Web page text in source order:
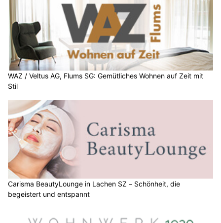
WAZ / Veltus AG, Flums SG: Gemütliches Wohnen auf Zeit mit
Stil
Carisma BeautyLounge in Lachen SZ – Schönheit, die
begeistert und entspannt